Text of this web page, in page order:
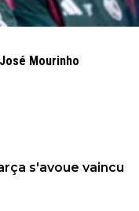
Mourinho
s'avoue vaincu